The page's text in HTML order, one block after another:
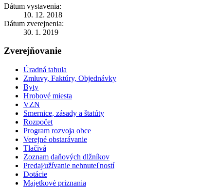
Dátum vystavenia:
10. 12. 2018
Dátum zverejnenia:
30. 1. 2019
Zverejňovanie
Úradná tabula
Zmluvy, Faktúry, Objednávky
Byty
Hrobové miesta
VZN
Smernice, zásady a štatúty
Rozpočet
Program rozvoja obce
Verejné obstarávanie
Tlačivá
Zoznam daňových dlžníkov
Predaj⁄užívanie nehnuteľností
Dotácie
Majetkové priznania